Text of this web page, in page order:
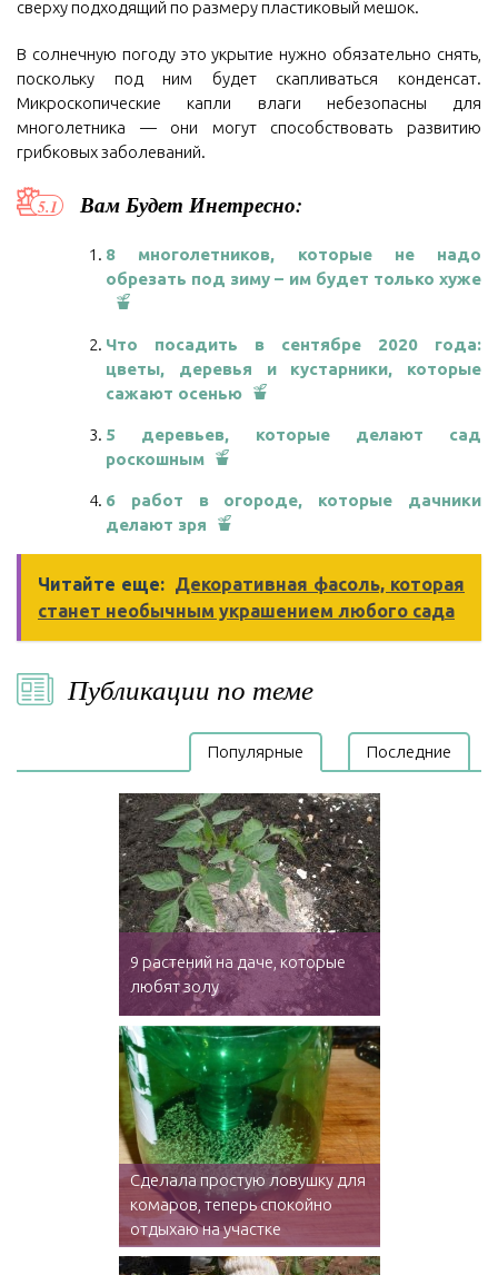
сверху подходящий по размеру пластиковый мешок.
В солнечную погоду это укрытие нужно обязательно снять,
поскольку под ним будет скапливаться конденсат.
Микроскопические капли влаги небезопасны для
многолетника — они могут способствовать развитию
грибковых заболеваний.
Вам Будет Инетресно:
8 многолетников, которые не надо
обрезать под зиму – им будет только хуже
Что посадить в сентябре 2020 года:
цветы, деревья и кустарники, которые
сажают осенью
5 деревьев, которые делают сад
роскошным
6 работ в огороде, которые дачники
делают зря
Читайте еще: Декоративная фасоль, которая
станет необычным украшением любого сада
Публикации по теме
Популярные Последние
9 растений на даче, которые
любят золу
Сделала простую ловушку для
комаров, теперь спокойно
отдыхаю на участке